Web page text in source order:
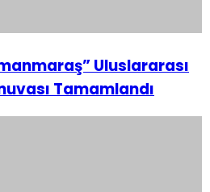
Uluslararası
Tamamlandı